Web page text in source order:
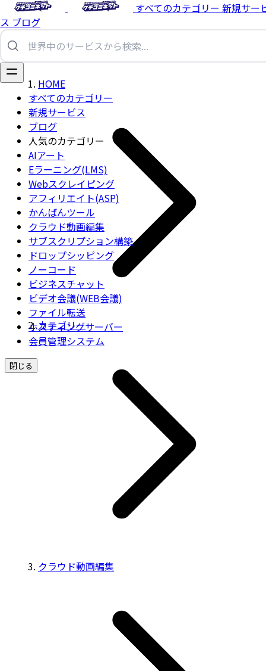
すべてのカテゴリー 新規サー
ス ブログ
すべてのカテゴリー
新規サービス
ブログ
人気のカテゴリー
AIアート
Eラーニング(LMS)
Webスクレイピング
アフィリエイト(ASP)
かんばんツール
クラウド動画編集
サブスクリプション構築
ドロップシッピング
ノーコード
ビジネスチャット
ビデオ会議(WEB会議)
ファイル転送
ホスティングサーバー
会員管理システム
閉じる
HOME
カテゴリー
クラウド動画編集